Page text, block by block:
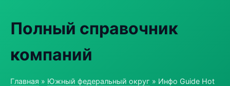
Полный справочник
компаний
Главная » Южный федеральный округ » Инфо Guide Hot